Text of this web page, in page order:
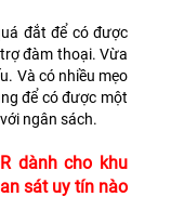
đắt để có được
đàm thoại. Vừa
Và có nhiều mẹo
để có được một
ngân sách.
dành cho khu
sát uy tín nào